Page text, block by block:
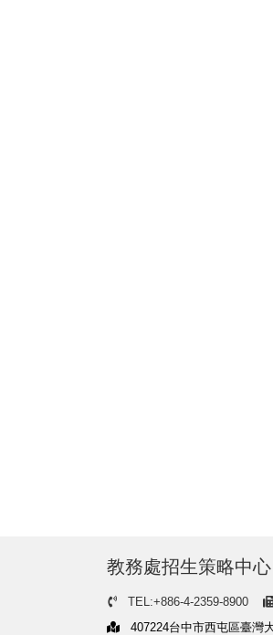
教務處招生策略中
TEL:+886-4-2359-8900
407224台中市西屯區臺灣